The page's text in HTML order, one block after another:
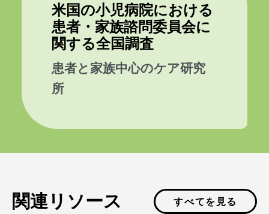
米国の小児病院における
患者・家族諮問委員会に
関する全国調査
患者と家族中心のケア研究
所
関連リソース すべてを見る